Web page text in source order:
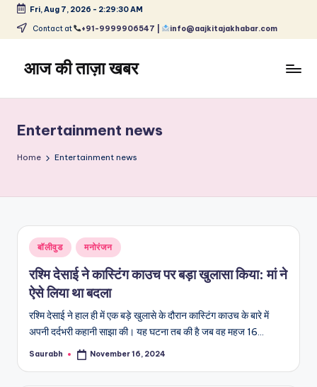
Skip
content
Fri, Aug 7, 2026 - 2:29:30 AM
Contact at +91-9999906547 | info@aajkitajakhabar.com
आज की ताज़ा खबर
ताज़ा
समाचार
–
और
विश्व
Entertainment news
Home Entertainment news
Posted
in
बॉलीवुड मनोरंजन
रश्मि देसाई ने कास्टिंग काउच पर बड़ा खुलासा किया: मां ने
ऐसे लिया था बदला
रश्मि देसाई ने हाल ही में एक बड़े खुलासे के दौरान कास्टिंग काउच के बारे में
अपनी दर्दभरी कहानी साझा की। यह घटना तब की है जब वह महज 16…
Posted
Saurabh November 16, 2024